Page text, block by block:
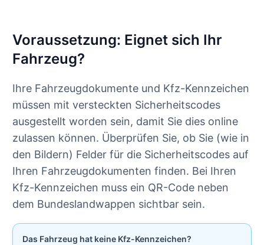
Voraussetzung: Eignet sich Ihr
Fahrzeug?
Ihre Fahrzeugdokumente und Kfz-Kennzeichen
müssen mit versteckten Sicherheitscodes
ausgestellt worden sein, damit Sie dies online
zulassen können. Überprüfen Sie, ob Sie (wie in
den Bildern) Felder für die Sicherheitscodes auf
Ihren Fahrzeugdokumenten finden. Bei Ihren
Kfz-Kennzeichen muss ein QR-Code neben
dem Bundeslandwappen sichtbar sein.
Das Fahrzeug hat keine Kfz-Kennzeichen?